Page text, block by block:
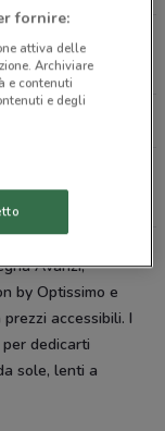
GrandVision
è
Avanzi,
by Optissimo e
accessibili. I
dedicarti
sole, lenti a
fornire:
attiva delle
Archiviare
e contenuti
e degli